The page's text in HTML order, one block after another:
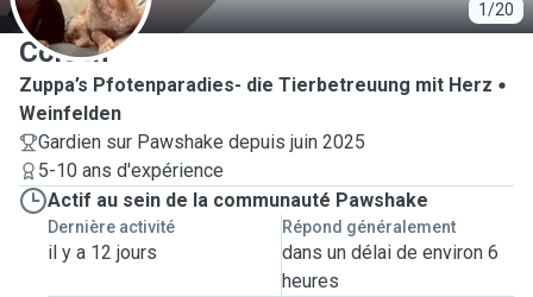
1/20
Coleen
Zuppa’s Pfotenparadies- die Tierbetreuung mit Herz
Weinfelden
Gardien sur Pawshake depuis juin 2025
5-10 ans d'expérience
Actif au sein de la communauté Pawshake
Dernière activité
il y a 12 jours
Répond généralement
dans un délai de environ 6
heures